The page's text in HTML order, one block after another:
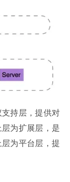
持层，提供对
为扩展层，是
为平台层，提